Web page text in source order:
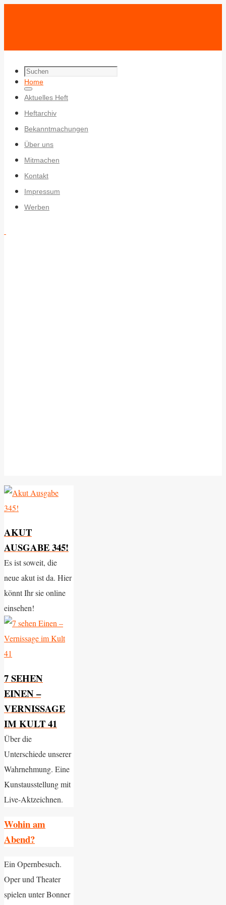
Search
for:
Search
Zum
Inhalt
springen
Home
Aktuelles Heft
Heftarchiv
Bekanntmachungen
Über uns
Mitmachen
Kontakt
Impressum
Werben
AKUT
AUSGABE 345!
Es ist soweit, die
neue akut ist da. Hier
könnt Ihr sie online
einsehen!
7 SEHEN
EINEN –
VERNISSAGE
IM KULT 41
Über die
Unterschiede unserer
Wahrnehmung. Eine
Kunstausstellung mit
Live-Aktzeichnen.
Wohin am
Abend?
Ein Opernbesuch.
Oper und Theater
spielen unter Bonner